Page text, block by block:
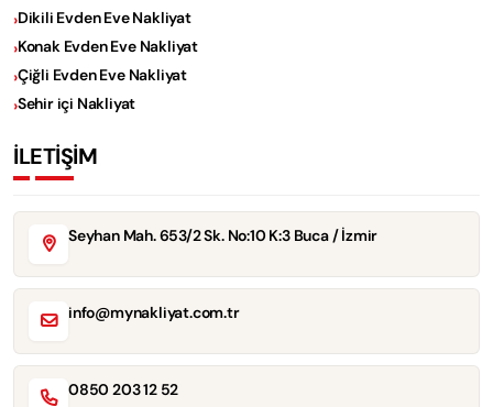
Dikili Evden Eve Nakliyat
Konak Evden Eve Nakliyat
Çiğli Evden Eve Nakliyat
Sehir içi Nakliyat
İLETİŞİM
Seyhan Mah. 653/2 Sk. No:10 K:3 Buca / İzmir
info@mynakliyat.com.tr
0850 203 12 52